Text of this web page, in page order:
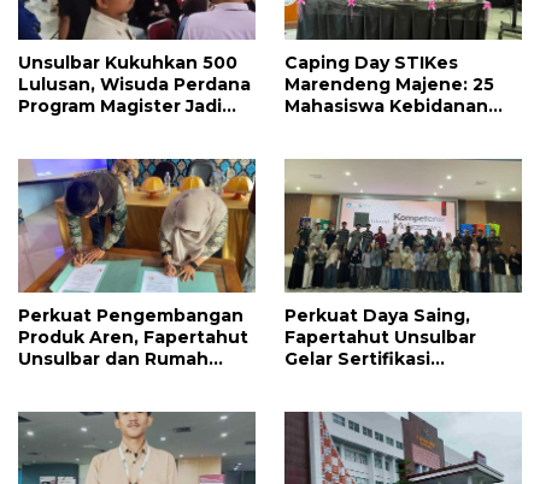
Unsulbar Kukuhkan 500
Lulusan, Wisuda Perdana
Program Magister Jadi
Caping Day STIKes
Marendeng Majene: 25
Mahasiswa Kebidanan
Perkuat Pengembangan
Produk Aren, Fapertahut
Unsulbar dan Rumah
Perkuat Daya Saing,
Fapertahut Unsulbar
Gelar Sertifikasi